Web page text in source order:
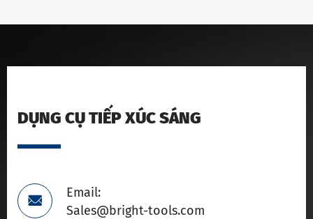
DỤNG CỤ TIẾP XÚC SÁNG

Email:
Sales@bright-tools.com